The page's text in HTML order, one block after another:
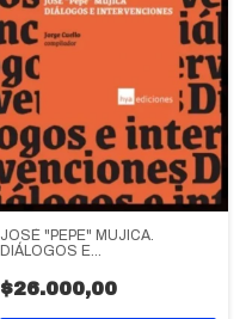
JOSÉ "PEPE" MUJICA.
DIÁLOGOS E
$26.000,00